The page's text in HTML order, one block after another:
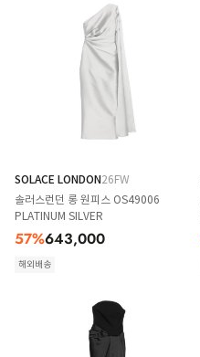
SOLACE LONDON26FW
솔러스런던 롱 원피스 OS49006
PLATINUM SILVER
57%643,000
해외배송